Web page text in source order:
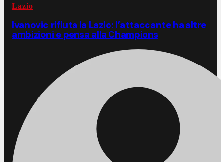
Lazio
Ivanovic rifiuta la Lazio: l’attaccante ha altre
ambizioni e pensa alla Champions